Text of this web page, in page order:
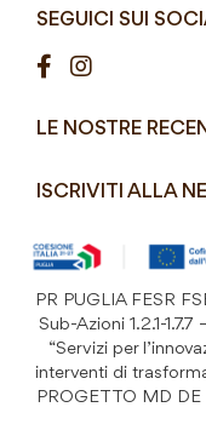
8:30 - 12:30 / 15:00
Street Food e Take
Pizzerie e Panifici
Ristorazione
Detergenza e
Festività
Prodotti Riutilizzabili
Condizioni di vendita
Costi di Spedizione
SEGUICI SUI
LE NOSTRE
ISCRIVITI ALLA
alla
Newsletter:
ISCRIVITI
PR PUGLIA FESR
Sub-Azioni 1.2.1-
“Servizi per
interventi di
PROGETTO MD